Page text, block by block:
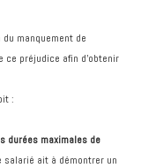
manquement de
ce préjudice afin d’obtenir
:
durées maximales de
ait à démontrer un